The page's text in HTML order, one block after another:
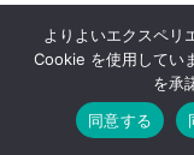
目的からさがす
よりよいエクスペリ
Cookie を使用してい
を承
同意する